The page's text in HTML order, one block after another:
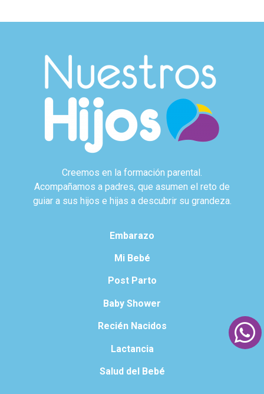
Creemos en la formación parental.
Acompañamos a padres, que asumen el reto de
guiar a sus hijos e hijas a descubrir su grandeza.
Embarazo
Mi Bebé
Post Parto
Baby Shower
Recién Nacidos
Lactancia
Salud del Bebé